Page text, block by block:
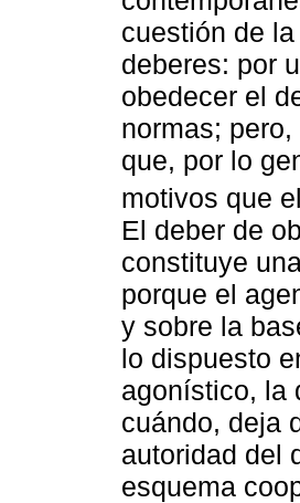
cuestión de
deberes: por
obedecer el
normas;
que, por lo
motivos que
El deber de
constituye
porque el
y sobre la
lo dispuesto
agonístico, la
cuándo, deja
autoridad del
esquema